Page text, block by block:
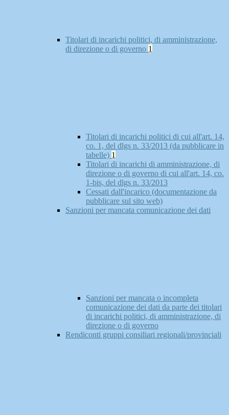
Titolari di incarichi politici, di amministrazione,
di direzione o di governo 1
Titolari di incarichi politici di cui all'art. 14,
co. 1, del dlgs n. 33/2013 (da pubblicare in
tabelle) 1
Titolari di incarichi di amministrazione, di
direzione o di governo di cui all'art. 14, co.
1-bis, del dlgs n. 33/2013
Cessati dall'incarico (documentazione da
pubblicare sul sito web)
Sanzioni per mancata comunicazione dei dati
Sanzioni per mancata o incompleta
comunicazione dei dati da parte dei titolari
di incarichi politici, di amministrazione, di
direzione o di governo
Rendiconti gruppi consiliari regionali/provinciali